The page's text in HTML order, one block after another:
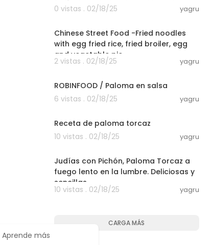
Aprende más
0 vistas . 02/18/25
yagru
Chinese Street Food -Fried noodles
with egg fried rice, fried broiler, egg
and vegetable pie
2 vistas . 02/18/25 yagru
ROBINFOOD / Paloma en salsa
6 vistas . 02/18/25
yagru
Receta de paloma torcaz
10 vistas . 02/18/25
yagru
Judías con Pichón, Paloma Torcaz a
fuego lento en la lumbre. Deliciosas y
sencillas.
10 vistas . 02/18/25 yagru
CARGA MÁS